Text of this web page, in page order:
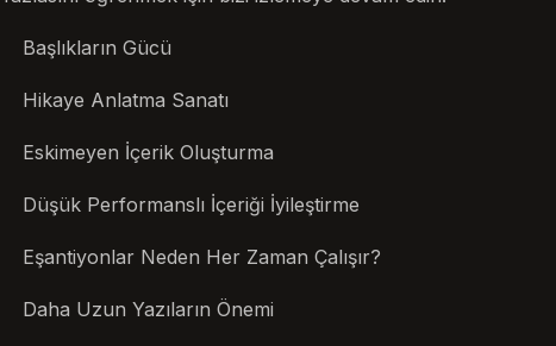
Başlıkların Gücü
Hikaye Anlatma Sanatı
Eskimeyen İçerik Oluşturma
Düşük Performanslı İçeriği İyileştirme
Eşantiyonlar Neden Her Zaman Çalışır?
Daha Uzun Yazıların Önemi